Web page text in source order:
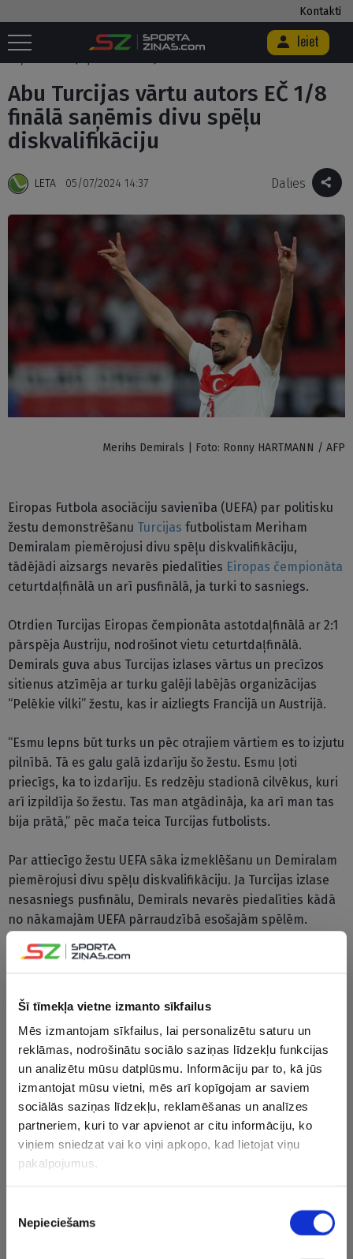
Šī tīmekļa vietne izmanto sīkfailus
Mēs izmantojam sīkfailus, lai personalizētu saturu un
reklāmas, nodrošinātu sociālo saziņas līdzekļu funkcijas
un analizētu mūsu datplūsmu. Informāciju par to, kā jūs
izmantojat mūsu vietni, mēs arī kopīgojam ar saviem
sociālās saziņas līdzekļu, reklamēšanas un analīzes
partneriem, kuri to var apvienot ar citu informāciju, ko
viņiem sniedzat vai ko viņi apkopo, kad lietojat viņu
pakalpojumus.
izvēle
Nepieciešams
Kontakti
Ieiet
Sākums / Euro 2024 / Abu Turcijas vārtu autors EČ 1/8 finālā
Abu Turcijas vārtu autors EČ 1/8
finālā saņēmis divu spēļu
diskvalifikāciju
LETA 05/07/2024 14:37 Dalies
Merihs Demirals | Foto: Ronny HARTMANN / AFP
Eiropas Futbola asociāciju savienība (UEFA) par politisku
žestu demonstrēšanu Turcijas futbolistam Meriham
Demiralam piemērojusi divu spēļu diskvalifikāciju,
tādējādi aizsargs nevarēs piedalīties Eiropas čempionāta
ceturtdaļfinālā un arī pusfinālā, ja turki to sasniegs.
Otrdien Turcijas Eiropas čempionāta astotdaļfinālā ar 2:1
pārspēja Austriju, nodrošinot vietu ceturtdaļfinālā.
Demirals guva abus Turcijas izlases vārtus un precīzos
sitienus atzīmēja ar turku galēji labējās organizācijas
“Pelēkie vilki” žestu, kas ir aizliegts Francijā un Austrijā.
“Esmu lepns būt turks un pēc otrajiem vārtiem es to izjutu
pilnībā. Tā es galu galā izdarīju šo žestu. Esmu ļoti
priecīgs, ka to izdarīju. Es redzēju stadionā cilvēkus, kuri
arī izpildīja šo žestu. Tas man atgādināja, ka arī man tas
bija prātā,” pēc mača teica Turcijas futbolists.
Par attiecīgo žestu UEFA sāka izmeklēšanu un Demiralam
piemērojusi divu spēļu diskvalifikāciju. Ja Turcijas izlase
nesasniegs pusfinālu, Demirals nevarēs piedalīties kādā
no nākamajām UEFA pārraudzībā esošajām spēlēm.
Turcija sestdien ceturtdaļfinālā tiksies ar Nīderlandi.
Eiropas čempionāta finālturnīrā piedalās 24 izlases, kas
bija sadalītas sešās apakšgrupās, izslēgšanas spēļu
turnīrā iekļūstot katras apakšgrupas pirmo divu vietu
ieguvējām un četrām labākajām trešo vietu ieguvējām.
2024.gada Eiropas čempionāts no 14.jūnija līdz 14.jūlijam
norisinās desmit Vācijas pilsētās. Jaunā Eiropas čempione
tiks noskaidrota Berlīnes olimpiskajā stadionā. 2021.
gadā Londonā par Eiropas čempioni kļuva Itālija, kas
finālā pēcspēles sitienos pieveica Angliju.